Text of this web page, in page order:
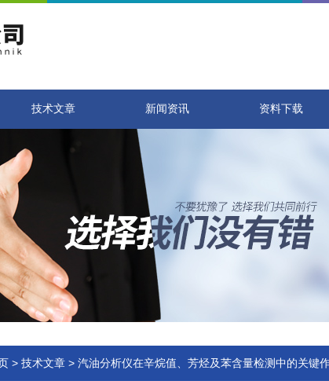
技术文章 新闻资讯 资料下载
> 技术文章 > 汽油分析仪在辛烷值、芳烃及苯含量检测中的关键